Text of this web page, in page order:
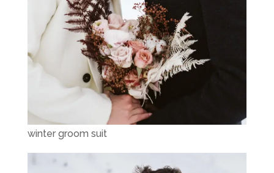
winter groom suit